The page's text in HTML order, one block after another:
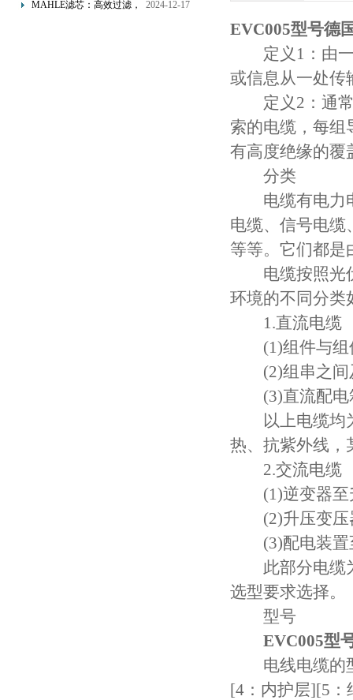
MAHLE滤芯：高效过滤，
2024-12-17
EVC005型号德
定义1：由一
或信息从一处传
定义2：通常
索的电缆，每组
有高度绝缘的覆
分类
电缆有电力电
电缆、信号电缆
等等。它们都是
电缆按照光伏
环境的不同分类
1.直流电缆
(1)组件与组
(2)组串之间
(3)直流配电
以上电缆均为
热、抗紫外线，
2.交流电缆
(1)逆变器至
(2)升压变压
(3)配电装置
此部分电缆为
选型要求选择。
型号
EVC005型
电线电缆的型
[4：内护层][5：